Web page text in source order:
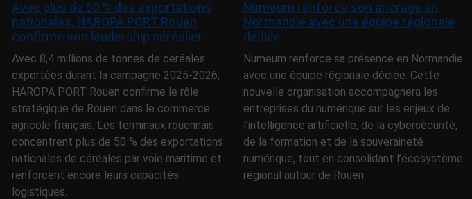
Avec plus de 50 % des exportations
nationales, HAROPA PORT Rouen
confirme son leadership céréalier
Avec 8,4 millions de tonnes de céréales
exportées durant la campagne 2025-2026,
HAROPA PORT Rouen confirme le rôle
stratégique de Rouen dans le commerce
agricole français. Les terminaux rouennais
concentrent plus de 50 % des exportations
nationales de céréales par voie maritime et
renforcent encore leurs capacités
logistiques.
Numeum renforce son ancrage en
Normandie avec une équipe régionale
dédiée
Numeum renforce sa présence en Normandie
avec une équipe régionale dédiée. Cette
nouvelle organisation accompagnera les
entreprises du numérique sur les enjeux de
l’intelligence artificielle, de la cybersécurité,
de la formation et de la souveraineté
numérique, tout en consolidant l’écosystème
régional autour de Rouen.